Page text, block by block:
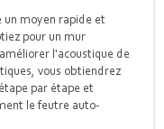
un moyen rapide et
pour un mur
l'acoustique de
vous obtiendrez
par étape et
le feutre auto-